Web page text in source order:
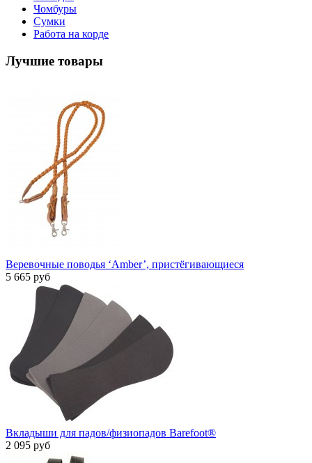
Чомбуры
Сумки
Работа на корде
Лучшие товары
Веревочные поводья ‘Amber’, пристёгивающиеся
5 665 руб
Вкладыши для падов/физиопадов Barefoot®
2 095 руб